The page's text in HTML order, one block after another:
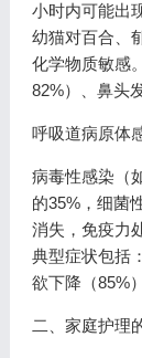
小时内可能出
幼猫对百合、
化学物质敏感
82%）、鼻头
呼吸道病原体
病毒性感染（
的35%，细菌
消失，免疫力
典型症状包括
欲下降（85%
二、家庭护理